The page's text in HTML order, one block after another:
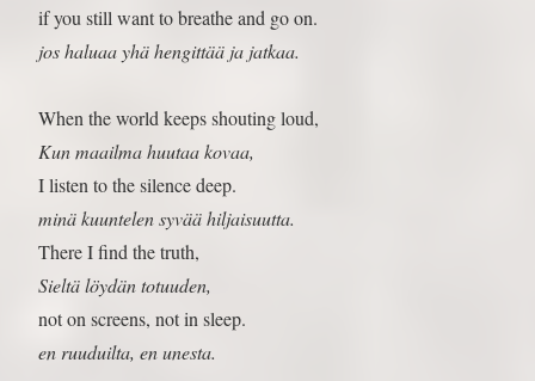
if you still want to breathe and go on.
jos haluaa yhä hengittää ja jatkaa.
When the world keeps shouting loud,
Kun maailma huutaa kovaa,
I listen to the silence deep.
minä kuuntelen syvää hiljaisuutta.
There I find the truth,
Sieltä löydän totuuden,
not on screens, not in sleep.
en ruuduilta, en unesta.